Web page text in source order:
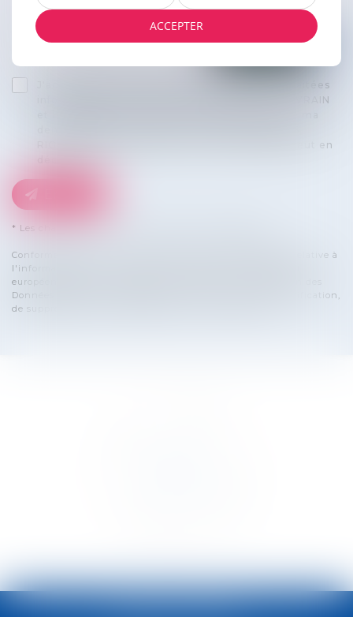
J'accepte que les informations saisies soient traitées
informatiquement par PEPIN, QUIRINS, RIGAL, VRAIN
RIGAL, VRAIN et/ou Maître Vincent VRAIN qui peut en
* Les champs suivis d'un astérisque sont obligatoires.
Conformément à la loi n°78-17 du 6 janvier 1978 modifiée relative à
l'informatique, aux fichiers et aux libertés, et au règlement
européen 2016/679, dit Règlement Général sur la Protection des
Données (RGPD), vous disposez d'un droit d'accès, de rectification,
de suppression des informations qui vous concernent.
ACCEPTER